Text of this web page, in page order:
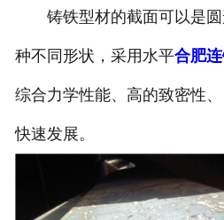
铸铁型材的截面可以是圆
种不同形状，采用水平合肥
综合力学性能、高的致密性
快速发展。